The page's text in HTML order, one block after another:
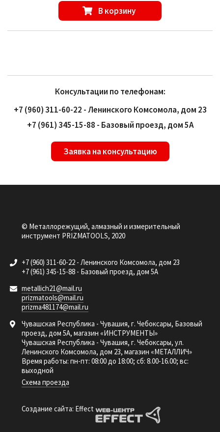
В корзину
Консультации по телефонам:
+7 (960) 311-60-22 - Ленинского Комсомола, дом 23
+7 (961) 345-15-88 - Базовый проезд, дом 5А
Заявка на консультацию
© Металлорежущий, алмазный и измерительный
инструмент PRIZMATOOLS, 2020
+7 (960) 311-60-22 - Ленинского Комсомола, дом 23
+7 (961) 345-15-88 - Базовый проезд, дом 5А
metallich21@mail.ru
prizmatools@mail.ru
prizma481174@mail.ru
Чувашская Республика - Чувашия, г. Чебоксары, Базовый
проезд, дом 5А, магазин «ИНСТРУМЕНТЫ»
Чувашская Республика - Чувашия, г. Чебоксары, ул.
Ленинского Комсомола, дом 23, магазин «МЕТАЛЛИЧ»
Время работы: пн-пт: 08:00 до 18:00; сб: 8.00-16.00; вс:
выходной
Схема проезда
Создание сайта: Effect